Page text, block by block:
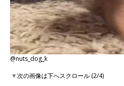
@nuts_dog_k
▼次の画像は下へスクロール (2/4)